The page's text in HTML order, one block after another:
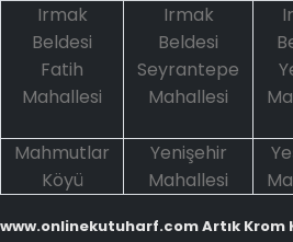
Irmak
Beldesi
Fatih
Mahallesi
Irmak
Beldesi
Seyrantepe
Mahallesi
Mahmutlar
Köyü
Yenişehir
Mahallesi
www.onlinekutuharf.com Artık